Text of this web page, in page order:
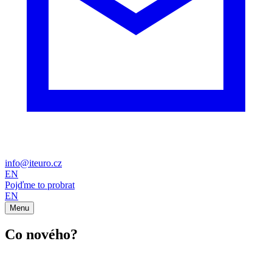
info@iteuro.cz
EN
Pojďme to probrat
EN
Menu
Co nového?